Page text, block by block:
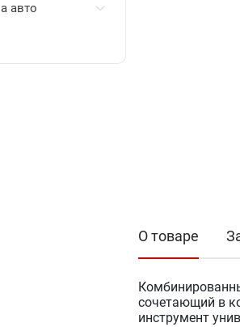
авто
О товаре
сочетающий в
инструмент